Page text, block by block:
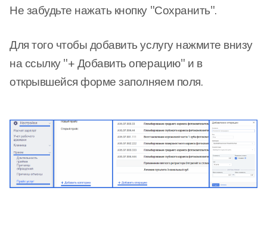
Не забудьте нажать кнопку "Сохранить".
Для того чтобы добавить услугу нажмите внизу
на ссылку "+ Добавить операцию" и в
открывшейся форме заполняем поля.